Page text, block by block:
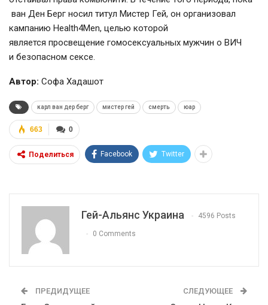
ван Ден Берг носил титул Мистер Гей, он организовал
кампанию Health4Men, целью которой
является просвещение гомосексуальных мужчин о ВИЧ
и безопасном сексе.
Автор: Софа Хадашот
карл ван дер берг мистер гей смерть юар
0
663
Поделиться Facebook Twitter
Гей-Альянс Украина 4596 Posts
0 Comments
ПРЕДИДУЩЕЕ СЛЕДУЮЩЕЕ